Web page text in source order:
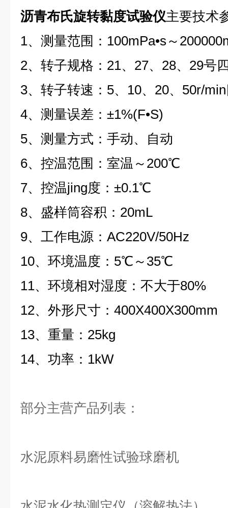
沥青布氏旋转黏度试验仪主要技术
1、测量范围：100mPa•s～
2、转子规格：21、27、28、29号
3、转子转速：5、10、20、50r/
4、测量误差：±1%(F•S)
5、测量方式：手动、自动
6、控温范围：室温～200℃
7、控温jing度：±0.1℃
8、盛样筒容积：20mL
9、工作电源：AC220V/50Hz
10、环境温度：5℃～35℃
11、环境相对湿度：不大于80%
12、外形尺寸：400X400X300mm
13、重量：25kg
14、功率：1kW
部分主营产品列表：
水泥原料易磨性试验球磨机